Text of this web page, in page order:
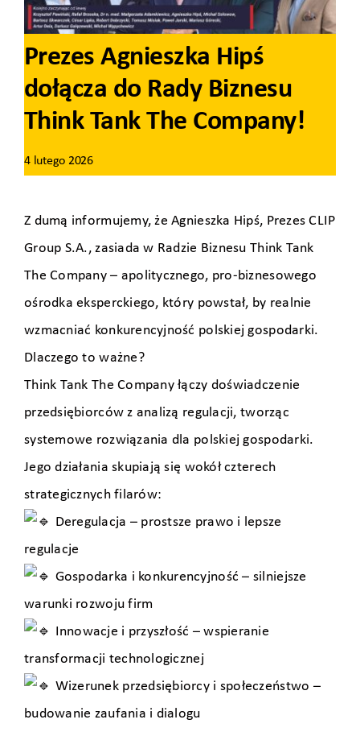
Prezes Agnieszka Hipś
dołącza do Rady Biznesu
Think Tank The Company!
4 lutego 2026
Z dumą informujemy, że Agnieszka Hipś, Prezes CLIP
Group S.A., zasiada w Radzie Biznesu Think Tank
The Company – apolitycznego, pro‑biznesowego
ośrodka eksperckiego, który powstał, by realnie
wzmacniać konkurencyjność polskiej gospodarki.
Dlaczego to ważne?
Think Tank The Company łączy doświadczenie
przedsiębiorców z analizą regulacji, tworząc
systemowe rozwiązania dla polskiej gospodarki.
Jego działania skupiają się wokół czterech
strategicznych filarów:
Deregulacja – prostsze prawo i lepsze
regulacje
Gospodarka i konkurencyjność – silniejsze
warunki rozwoju firm
Innowacje i przyszłość – wspieranie
transformacji technologicznej
Wizerunek przedsiębiorcy i społeczeństwo –
budowanie zaufania i dialogu